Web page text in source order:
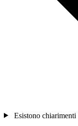
Esistono